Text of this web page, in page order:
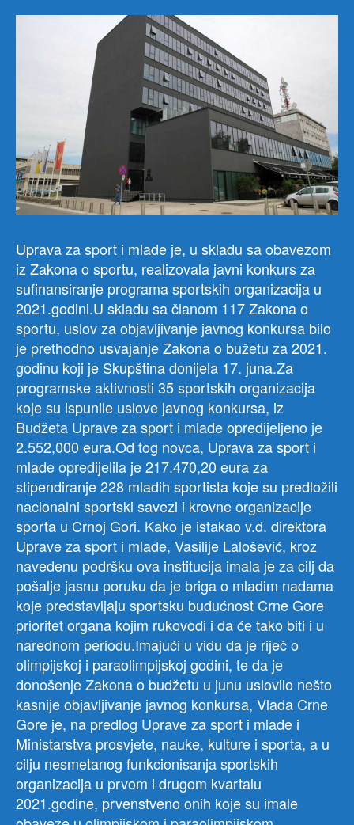
Uprava za sport i mlade je, u skladu sa obavezom
iz Zakona o sportu, realizovala javni konkurs za
sufinansiranje programa sportskih organizacija u
2021.godini.U skladu sa članom 117 Zakona o
sportu, uslov za objavljivanje javnog konkursa bilo
je prethodno usvajanje Zakona o bužetu za 2021.
godinu koji je Skupština donijela 17. juna.Za
programske aktivnosti 35 sportskih organizacija
koje su ispunile uslove javnog konkursa, iz
Budžeta Uprave za sport i mlade opredijeljeno je
2.552,000 eura.Od tog novca, Uprava za sport i
mlade opredijelila je 217.470,20 eura za
stipendiranje 228 mladih sportista koje su predložili
nacionalni sportski savezi i krovne organizacije
sporta u Crnoj Gori. Kako je istakao v.d. direktora
Uprave za sport i mlade, Vasilije Lalošević, kroz
navedenu podršku ova institucija imala je za cilj da
pošalje jasnu poruku da je briga o mladim nadama
koje predstavljaju sportsku budućnost Crne Gore
prioritet organa kojim rukovodi i da će tako biti i u
narednom periodu.Imajući u vidu da je riječ o
olimpijskoj i paraolimpijskoj godini, te da je
donošenje Zakona o budžetu u junu uslovilo nešto
kasnije objavljivanje javnog konkursa, Vlada Crne
Gore je, na predlog Uprave za sport i mlade i
Ministarstva prosvjete, nauke, kulture i sporta, a u
cilju nesmetanog funkcionisanja sportskih
organizacija u prvom i drugom kvartalu
2021.godine, prvenstveno onih koje su imale